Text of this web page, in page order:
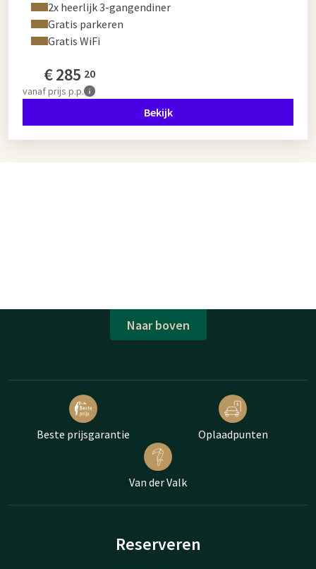
2x heerlijk 3-gangendiner
Gratis parkeren
Gratis WiFi
€285 20
vanafprijs p.p.
Bekijk
Naar boven
Beste prijsgarantie Oplaadpunten
Van der Valk
Reserveren